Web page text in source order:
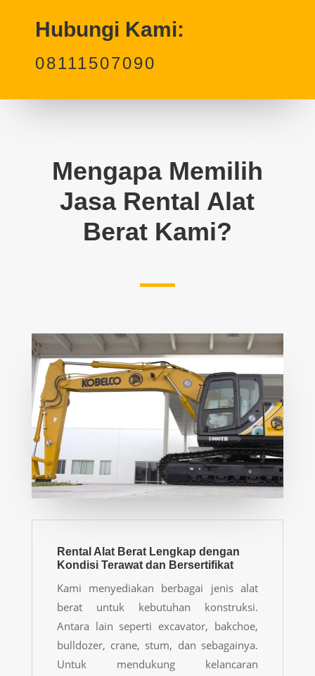
Hubungi Kami:
08111507090
Mengapa Memilih
Jasa Rental Alat
Berat Kami?
Rental Alat Berat Lengkap dengan
Kondisi Terawat dan Bersertifikat
Kami menyediakan berbagai jenis alat
berat untuk kebutuhan konstruksi.
Antara lain seperti excavator, bakchoe,
bulldozer, crane, stum, dan sebagainya.
Untuk mendukung kelancaran